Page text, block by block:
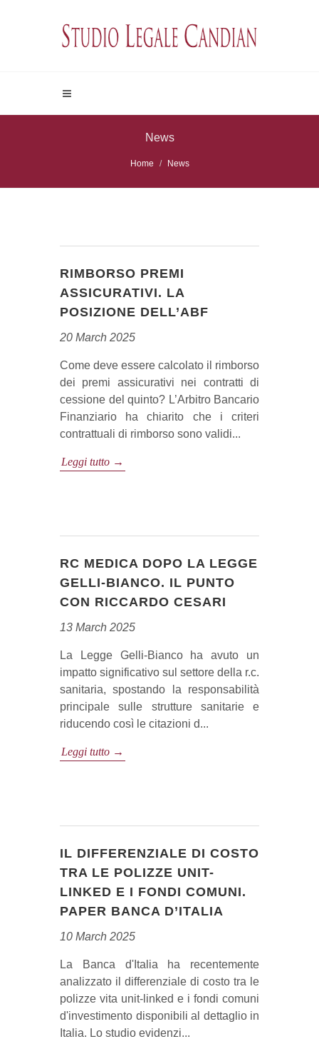
News
Home News
RIMBORSO PREMI
ASSICURATIVI. LA
POSIZIONE DELL’ABF
20 March 2025
Come deve essere calcolato il rimborso
dei premi assicurativi nei contratti di
cessione del quinto? L’Arbitro Bancario
Finanziario ha chiarito che i criteri
contrattuali di rimborso sono validi...
Leggi tutto →
RC MEDICA DOPO LA LEGGE
GELLI-BIANCO. IL PUNTO
CON RICCARDO CESARI
13 March 2025
La Legge Gelli-Bianco ha avuto un
impatto significativo sul settore della r.c.
sanitaria, spostando la responsabilità
principale sulle strutture sanitarie e
riducendo così le citazioni d...
Leggi tutto →
IL DIFFERENZIALE DI COSTO
TRA LE POLIZZE UNIT-
LINKED E I FONDI COMUNI.
PAPER BANCA D’ITALIA
10 March 2025
La Banca d'Italia ha recentemente
analizzato il differenziale di costo tra le
polizze vita unit-linked e i fondi comuni
d'investimento disponibili al dettaglio in
Italia. Lo studio evidenzi...